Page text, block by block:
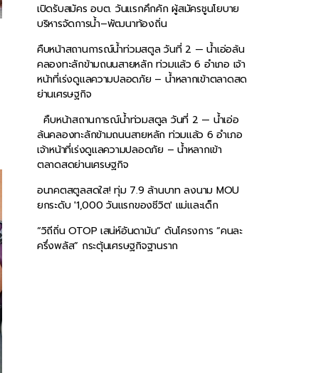
เปิดรับสมัคร อบต. วันแรกคึกคัก ผู้สมัครชูนโยบาย
บริหารจัดการน้ำ–พัฒนาท้องถิ่น
คืบหน้าสถานการณ์น้ำท่วมสตูล วันที่ 2 — น้ำเอ่อล้น
คลองทะลักข้ามถนนสายหลัก ท่วมแล้ว 6 อำเภอ เจ้า
หน้าที่เร่งดูแลความปลอดภัย – น้ำหลากเข้าตลาดสด
ย่านเศรษฐกิจ
คืบหน้าสถานการณ์น้ำท่วมสตูล วันที่ 2 — น้ำเอ่อ
ล้นคลองทะลักข้ามถนนสายหลัก ท่วมแล้ว 6 อำเภอ
เจ้าหน้าที่เร่งดูแลความปลอดภัย – น้ำหลากเข้า
ตลาดสดย่านเศรษฐกิจ
อนาคตสตูลสดใส! ทุ่ม 7.9 ล้านบาท ลงนาม MOU
ยกระดับ '1,000 วันแรกของชีวิต' แม่และเด็ก
“วิถีถิ่น OTOP เสน่ห์อันดามัน” ดันโครงการ “คนละ
ครึ่งพลัส” กระตุ้นเศรษฐกิจฐานราก